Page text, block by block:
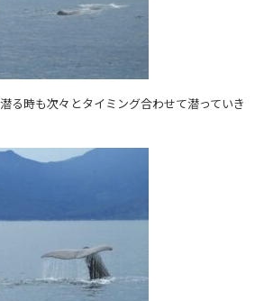
る時も次々とタイミング合わせて潜っていき